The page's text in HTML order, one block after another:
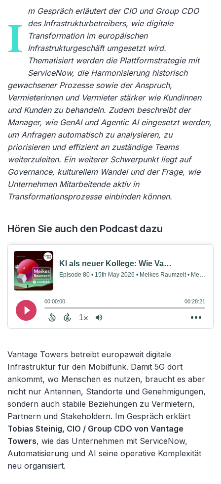
I m Gespräch erläutert der CIO und Group CDO
des Infrastrukturbetreibers, wie digitale
Transformation im europäischen
Infrastrukturgeschäft umgesetzt wird.
Thematisiert werden die Plattformstrategie mit
ServiceNow, die Harmonisierung historisch
gewachsener Prozesse sowie der Anspruch,
Vermieterinnen und Vermieter stärker wie Kundinnen
und Kunden zu behandeln. Zudem beschreibt der
Manager, wie GenAI und Agentic AI eingesetzt werden,
um Anfragen automatisch zu analysieren, zu
priorisieren und effizient an zuständige Teams
weiterzuleiten. Ein weiterer Schwerpunkt liegt auf
Governance, kulturellem Wandel und der Frage, wie
Unternehmen Mitarbeitende aktiv in
Transformationsprozesse einbinden können.
Hören Sie auch den Podcast dazu
Vantage Towers betreibt europaweit digitale
Infrastruktur für den Mobilfunk. Damit 5G dort
ankommt, wo Menschen es nutzen, braucht es aber
nicht nur Antennen, Standorte und Genehmigungen,
sondern auch stabile Beziehungen zu Vermietern,
Partnern und Stakeholdern. Im Gespräch erklärt
Tobias Steinig, CIO / Group CDO von Vantage
Towers, wie das Unternehmen mit ServiceNow,
Automatisierung und AI seine operative Komplexität
neu organisiert.